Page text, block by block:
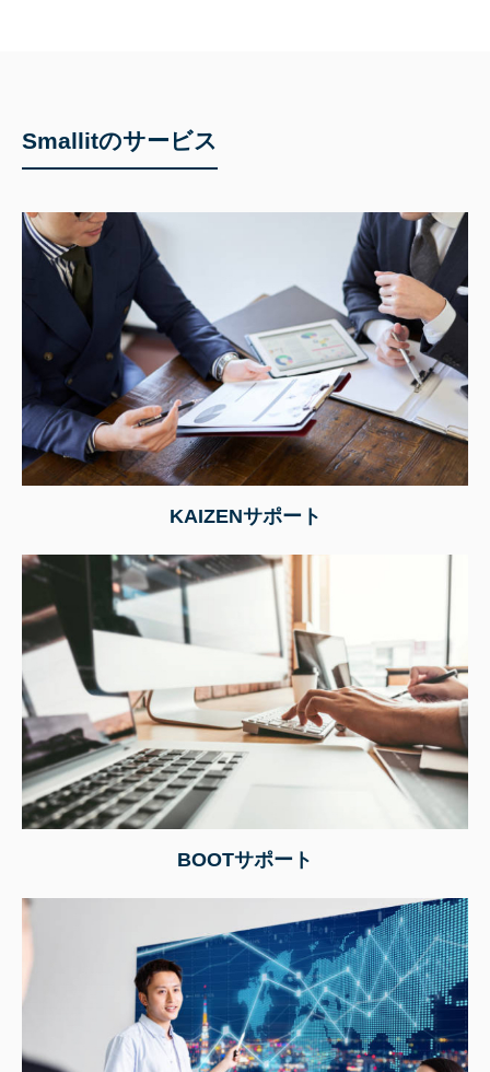
Smallitのサービス
KAIZENサポート
BOOTサポート